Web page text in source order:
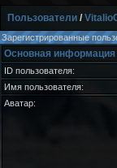
Пользователи /
Зарегистрированные
Основная информация
ID пользователя:
Имя пользователя:
Аватар: